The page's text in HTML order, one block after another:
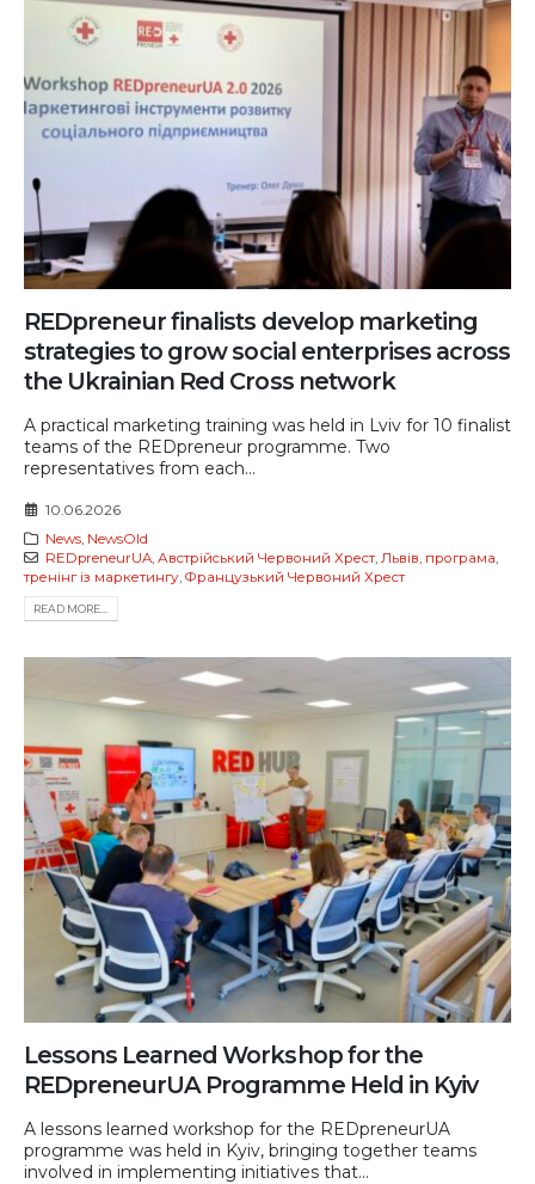
REDpreneur finalists develop marketing
strategies to grow social enterprises across
the Ukrainian Red Cross network
A practical marketing training was held in Lviv for 10 finalist
teams of the REDpreneur programme. Two
representatives from each...
10.06.2026
News, NewsOld
REDpreneurUA, Австрійський Червоний Хрест, Львів, програма,
тренінг із маркетингу, Французький Червоний Хрест
READ MORE...
Lessons Learned Workshop for the
REDpreneurUA Programme Held in Kyiv
A lessons learned workshop for the REDpreneurUA
programme was held in Kyiv, bringing together teams
involved in implementing initiatives that...